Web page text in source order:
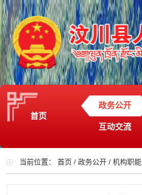
首页
政务公开
互动交流
当前位置：首页 /政务公开 /机构职能